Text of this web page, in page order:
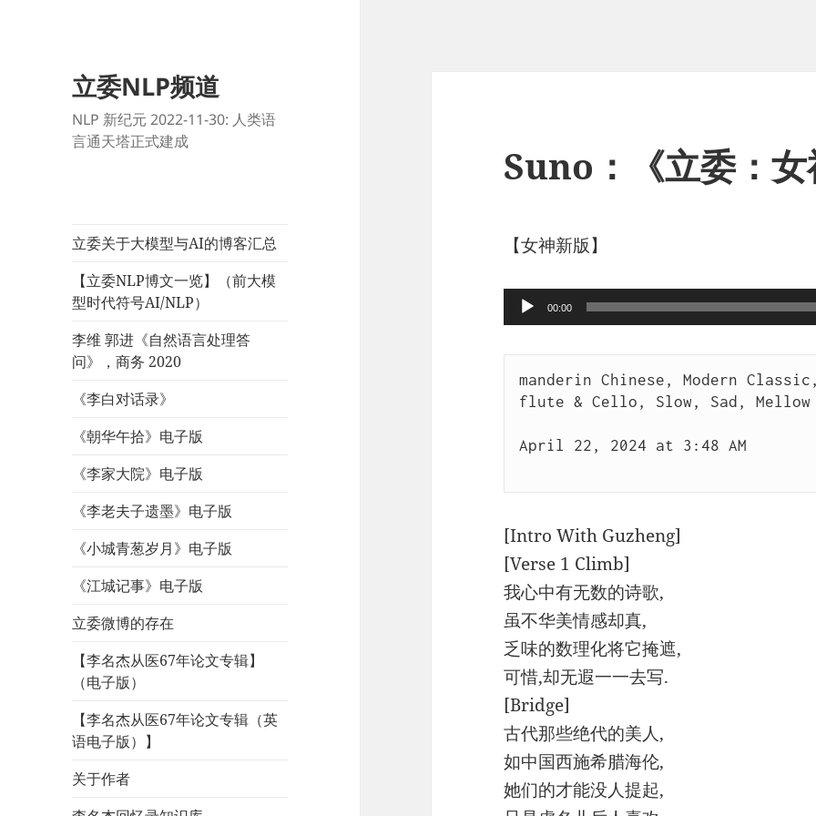
立委NLP频道
NLP 新纪元 2022-11-30: 人类语
言通天塔正式建成
立委关于大模型与AI的博客汇总
【立委NLP博文一览】（前大模
型时代符号AI/NLP）
李维 郭进《自然语言处理答
问》，商务 2020
《李白对话录》
《朝华午拾》电子版
《李家大院》电子版
《李老夫子遗墨》电子版
《小城青葱岁月》电子版
《江城记事》电子版
立委微博的存在
【李名杰从医67年论文专辑】
（电子版）
【李名杰从医67年论文专辑（英
语电子版）】
关于作者
Suno：《立委：女
【女神新版】
频
播
放
00:00
manderin Chinese, Modern
flute & Cello, Slow, Sad, Mellow
April 22, 2024 at 3:48 AM
[Intro With Guzheng]
[Verse 1 Climb]
我心中有无数的诗歌,
虽不华美情感却真,
乏味的数理化将它掩遮,
可惜,却无遐一一去写.
[Bridge]
古代那些绝代的美人,
如中国西施希腊海伦,
她们的才能没人提起,